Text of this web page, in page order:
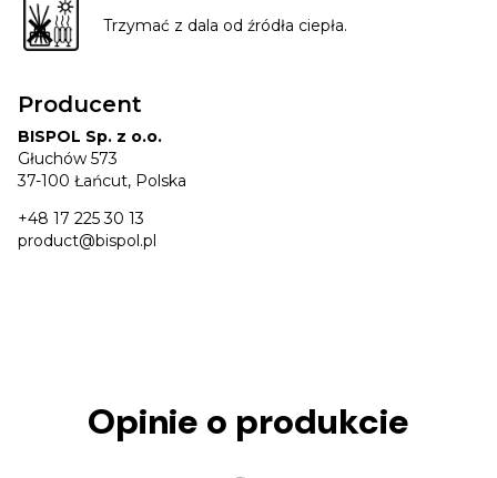
Trzymać z dala od źródła ciepła.
Producent
BISPOL Sp. z o.o.
Głuchów 573
37-100 Łańcut, Polska
+48 17 225 30 13
product@bispol.pl
Opinie o produkcie